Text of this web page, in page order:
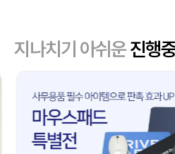
지나치기 아쉬운진행